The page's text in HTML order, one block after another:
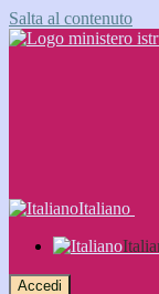
Salta al contenuto
Italiano
Accedi